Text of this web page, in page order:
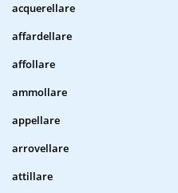
acquerellare
affardellare
affollare
ammollare
appellare
arrovellare
attillare